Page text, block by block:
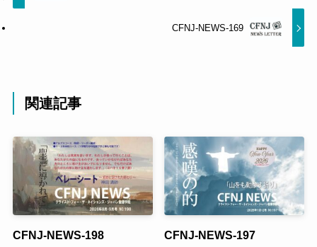
CFNJ-NEWS-169
関連記事
CFNJ-NEWS-198 CFNJ-NEWS-197